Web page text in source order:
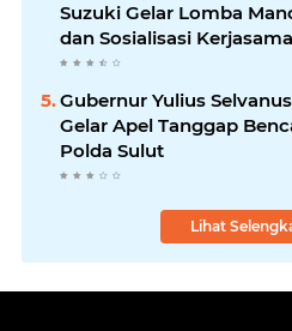
Suzuki Gelar Lomba
dan Sosialisasi
Kegiatan Utama
Gubernur Yulius
Gelar Apel Tanggap
Polda Sulut
Lihat